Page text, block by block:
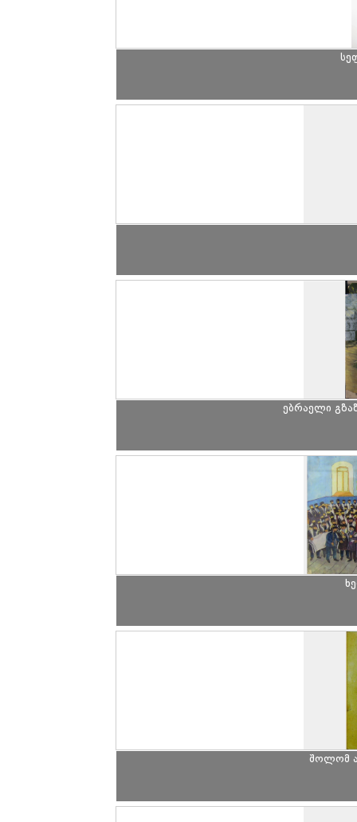
ებრაელი
შოლომ